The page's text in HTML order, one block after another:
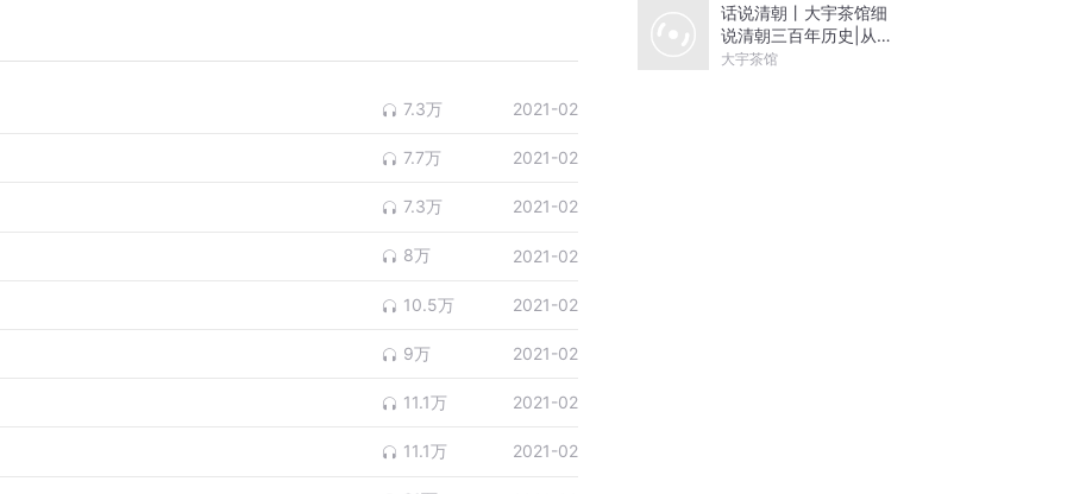
7.3万 2021-02
7.7万 2021-02
7.3万 2021-02
8万 2021-02
10.5万 2021-02
9万 2021-02
11.1万 2021-02
11.1万 2021-02
话说清朝丨大宇茶馆细
说清朝三百年历史|从努
尔哈赤到末代皇帝溥仪|
大宇茶馆